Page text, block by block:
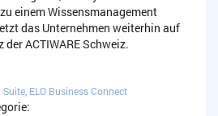
einem Wissensmanagement
das Unternehmen weiterhin auf
ACTIWARE Schweiz.
Suite, ELO Business Connect